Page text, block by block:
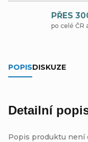
PŘES
po celé ČR
POPISDISKUZE
Detailní
Popis produktu není